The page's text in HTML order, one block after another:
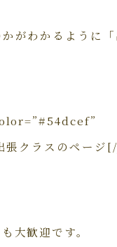
がわかるように「
クラスのペー
大歓迎です。